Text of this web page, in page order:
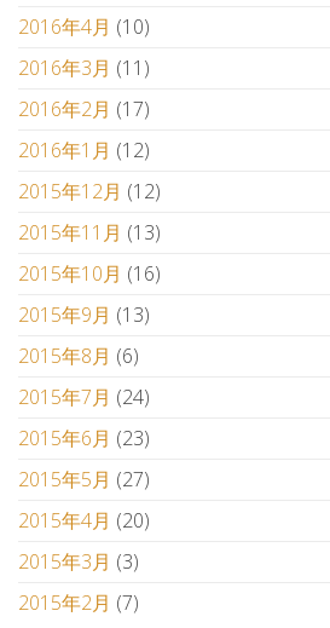
2016年4月 (10)
2016年3月 (11)
2016年2月 (17)
2016年1月 (12)
2015年12月 (12)
2015年11月 (13)
2015年10月 (16)
2015年9月 (13)
2015年8月 (6)
2015年7月 (24)
2015年6月 (23)
2015年5月 (27)
2015年4月 (20)
2015年3月 (3)
2015年2月 (7)